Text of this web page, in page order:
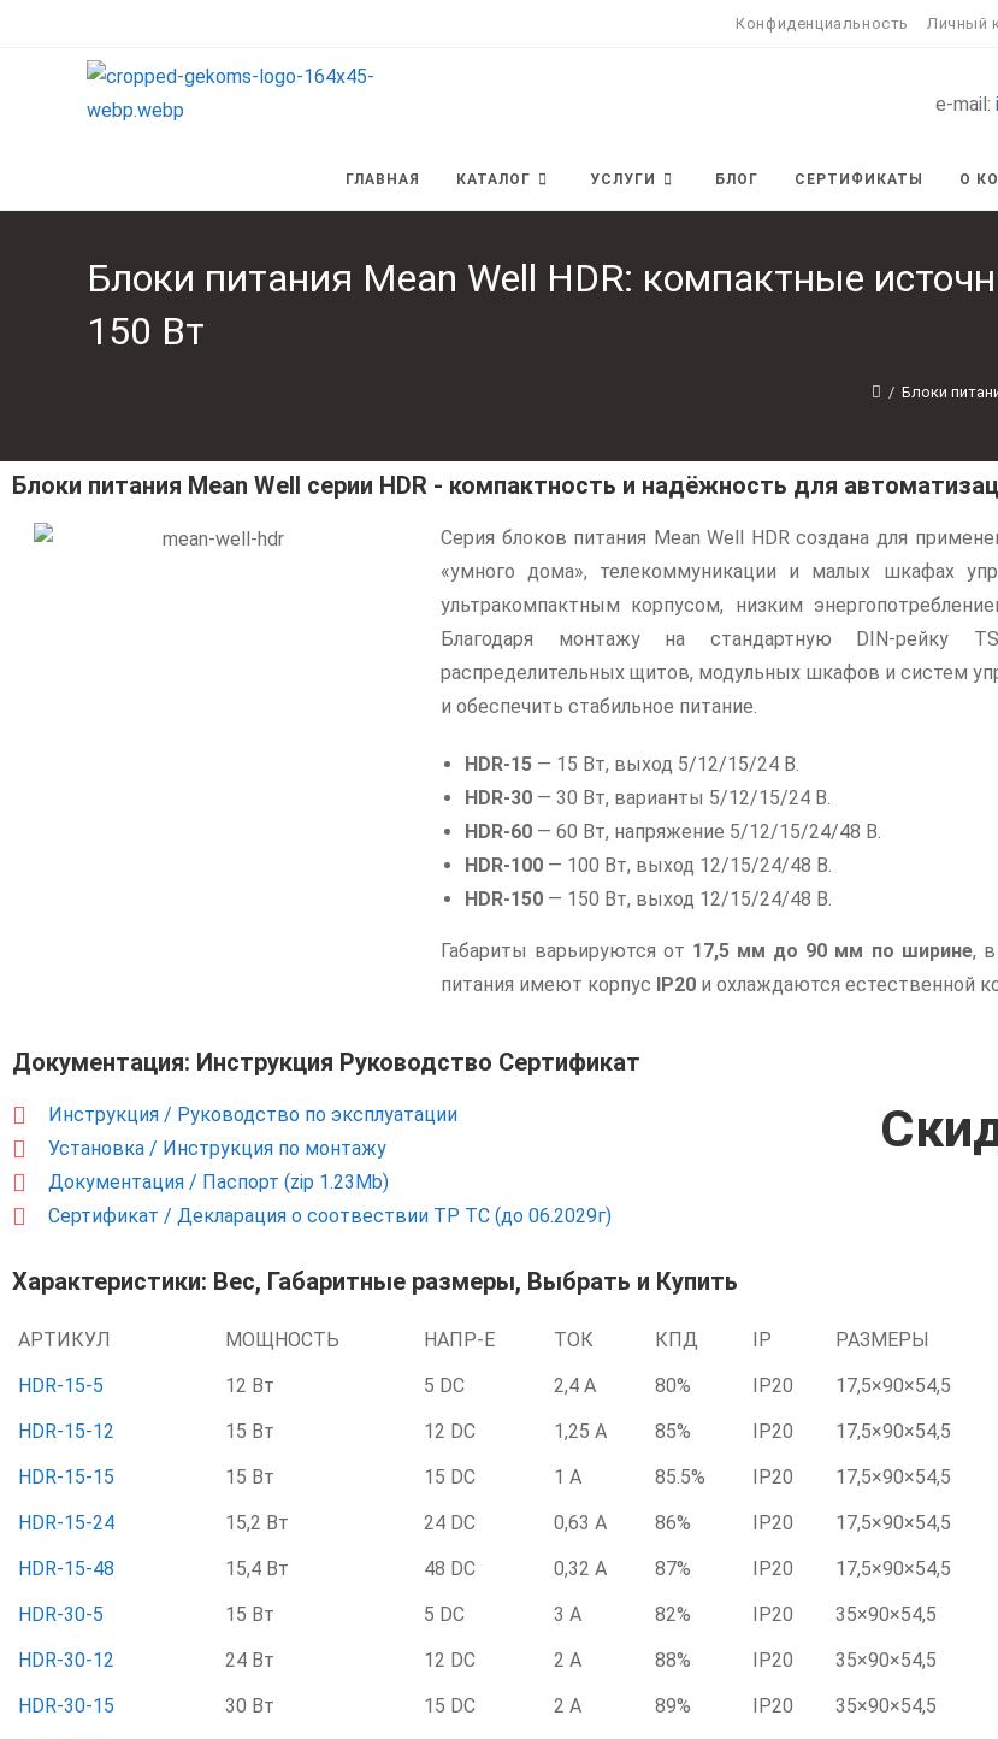
Конфиденциальность Личный
e-mail:
ГЛАВНАЯ КАТАЛОГ УСЛУГИ БЛОГ СЕРТИФИКАТЫ О
Блоки питания Mean Well HDR: компактные
150 Вт
/ Блоки
Блоки питания Mean Well серии HDR - компактность и надёжность для
Серия блоков питания Mean Well HDR создана для
«умного дома», телекоммуникации и малых шкафах
ультракомпактным корпусом, низким
Благодаря монтажу на стандартную DIN-рейку
распределительных щитов, модульных шкафов и систем
и обеспечить стабильное питание.
HDR-15— 15 Вт, выход 5/12/15/24 В.
HDR-30— 30 Вт, варианты 5/12/15/24 В.
HDR-60— 60 Вт, напряжение 5/12/15/24/48 В.
HDR-100— 100 Вт, выход 12/15/24/48 В.
HDR-150— 150 Вт, выход 12/15/24/48 В.
Габариты варьируются от 17,5 мм до 90 мм по ширине,
питания имеют корпус IP20и охлаждаются естественной
Документация: Инструкция Руководство Сертификат
Инструкция / Руководство по эксплуатации
Установка / Инструкция по монтажу
Документация / Паспорт (zip 1.23Mb)
Сертификат / Декларация о соотвествии ТР ТС (до 06.2029г)
Характеристики: Вес, Габаритные размеры, Выбрать и Купить
АРТИКУЛ МОЩНОСТЬ НАПР-Е ТОК КПД IP РАЗМЕРЫ
HDR-15-5
12 Вт 5 DC 2,4 А 80% IP20 17,5×90×54,5
HDR-15-12
15 Вт 12 DC 1,25 А 85% IP20 17,5×90×54,5
HDR-15-15
15 Вт 15 DC 1 А 85.5% IP20 17,5×90×54,5
HDR-15-24
15,2 Вт 24 DC 0,63 А 86% IP20 17,5×90×54,5
HDR-15-48
15,4 Вт 48 DC 0,32 А 87% IP20 17,5×90×54,5
HDR-30-5
15 Вт 5 DC 3 А 82% IP20 35×90×54,5
HDR-30-12
24 Вт 12 DC 2 А 88% IP20 35×90×54,5
HDR-30-15
30 Вт 15 DC 2 А 89% IP20 35×90×54,5